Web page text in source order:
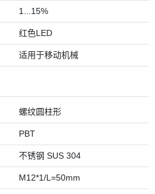
1...15%
红色LED
适用于移动机械
螺纹圆柱形
PBT
不锈钢 SUS 304
M12*1/L=50mm